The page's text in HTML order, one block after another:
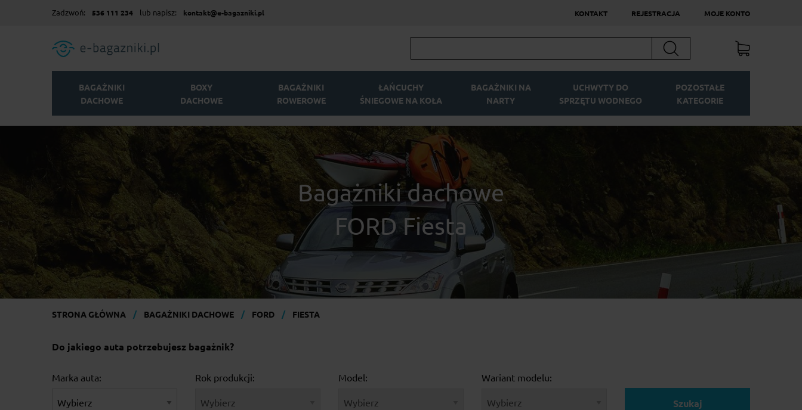
Zadzwoń: 536 111 234 lub napisz: kontakt@e-bagazniki.pl KONTAKT REJESTRACJA MOJE KONTO
Szukaj
BAGAŻNIKI
DACHOWE
BOXY
DACHOWE
BAGAŻNIKI
ROWEROWE
ŁAŃCUCHY
ŚNIEGOWE NA KOŁA
BAGAŻNIKI NA
NARTY
UCHWYTY DO
SPRZĘTU WODNEGO
POZOSTAŁE
KATEGORIE
Bagażniki dachowe
FORD Fiesta
STRONA GŁÓWNA BAGAŻNIKI DACHOWE FORD FIESTA
Do jakiego auta potrzebujesz bagażnik?
Marka auta: Rok produkcji: Model: Wariant modelu:
Szukaj